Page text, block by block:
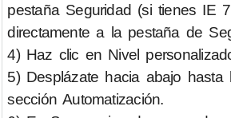
pestaña Seguridad (si tienes IE
directamente a la pestaña de
4) Haz clic en Nivel
5) Desplázate hacia abajo hasta
sección Automatización.